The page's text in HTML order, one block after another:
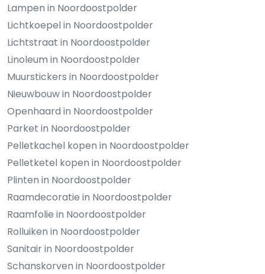
Lampen in Noordoostpolder
Lichtkoepel in Noordoostpolder
Lichtstraat in Noordoostpolder
Linoleum in Noordoostpolder
Muurstickers in Noordoostpolder
Nieuwbouw in Noordoostpolder
Openhaard in Noordoostpolder
Parket in Noordoostpolder
Pelletkachel kopen in Noordoostpolder
Pelletketel kopen in Noordoostpolder
Plinten in Noordoostpolder
Raamdecoratie in Noordoostpolder
Raamfolie in Noordoostpolder
Rolluiken in Noordoostpolder
Sanitair in Noordoostpolder
Schanskorven in Noordoostpolder